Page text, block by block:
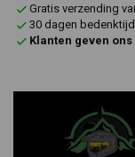
Gratis verzending
30 dagen
Klanten geven ons